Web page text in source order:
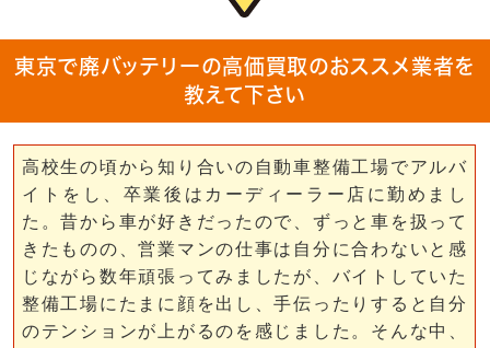
東京で廃バッテリーの高価買取のおススメ業者を
教えて下さい
高校生の頃から知り合いの自動車整備工場でアルバ
イトをし、卒業後はカーディーラー店に勤めまし
た。昔から車が好きだったので、ずっと車を扱って
きたものの、営業マンの仕事は自分に合わないと感
じながら数年頑張ってみましたが、バイトしていた
整備工場にたまに顔を出し、手伝ったりすると自分
のテンションが上がるのを感じました。そんな中、